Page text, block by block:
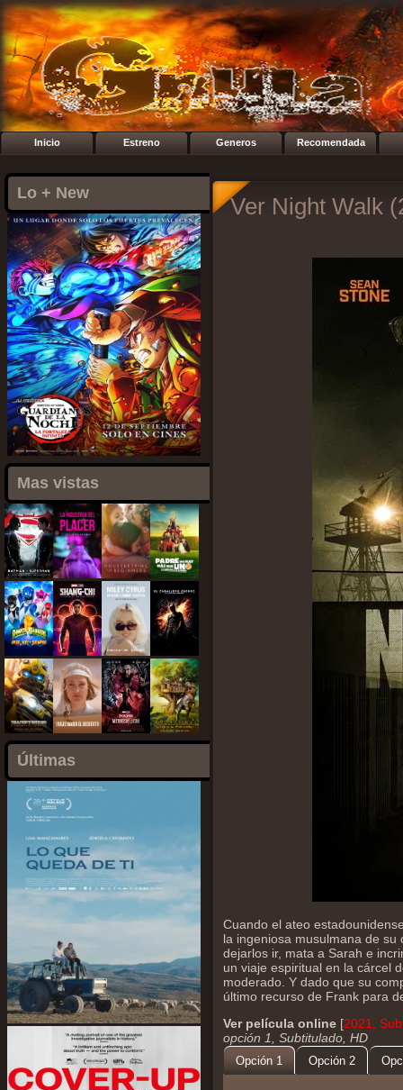
Inicio Estreno Generos Recomendada
Lo + New
Mas vistas
Últimas
Ver Night Walk
Cuando el ateo
la ingeniosa musulmana de
dejarlos ir, mata a Sarah e
un viaje espiritual en la cárcel
moderado. Y dado que su
último recurso de Frank para
Ver película online [2021,
opción 1, Subtitulado, HD
Opción 1 Opción 2